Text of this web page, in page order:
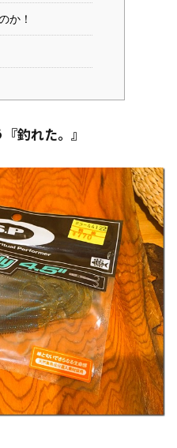
か！
釣れた。』